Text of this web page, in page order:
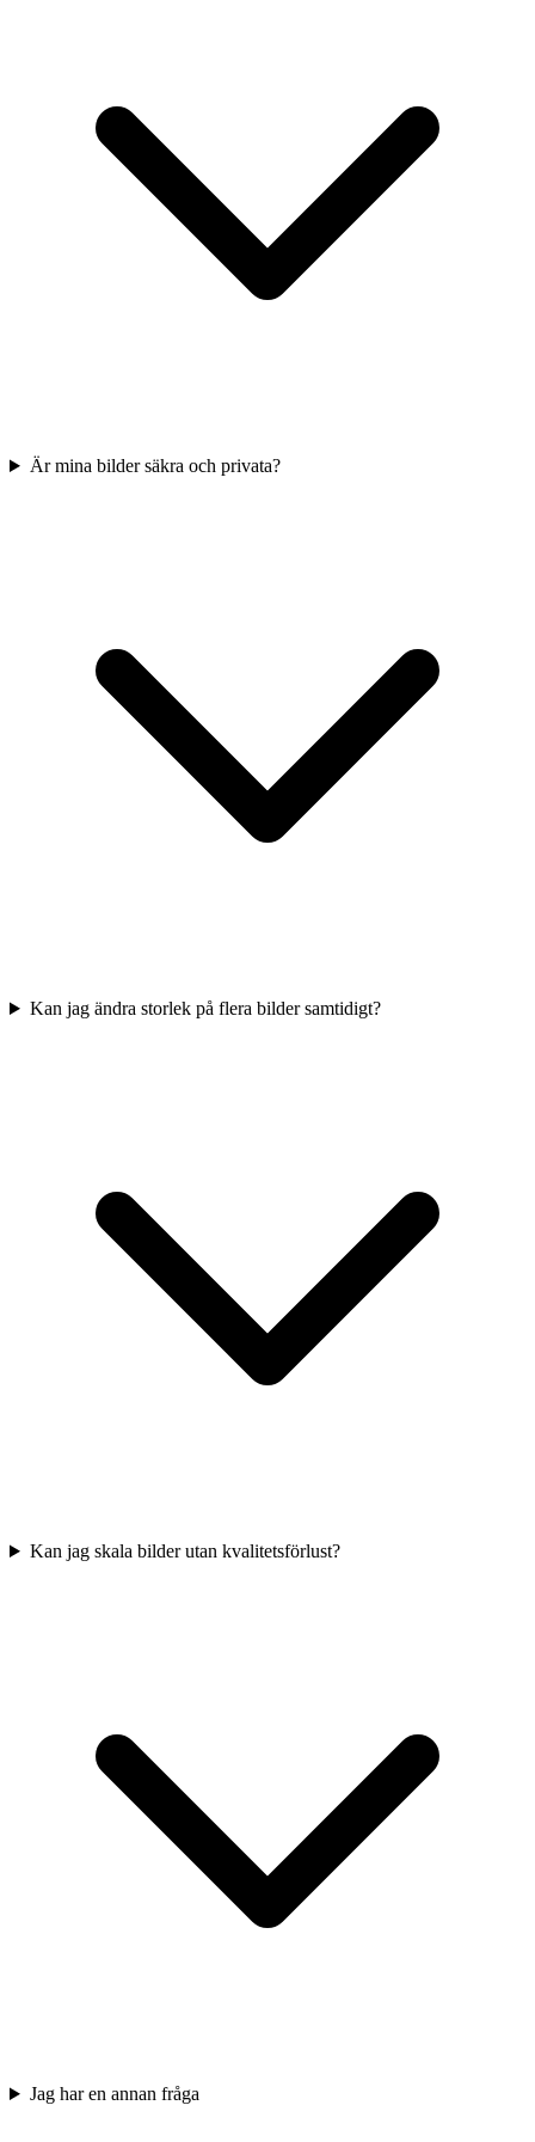
Är mina bilder säkra och privata?
Kan jag ändra storlek på flera bilder samtidigt?
Kan jag skala bilder utan kvalitetsförlust?
Jag har en annan fråga